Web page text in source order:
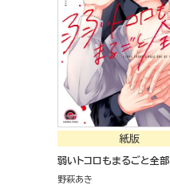
紙版
弱いトコロもまるごと全部
野萩あき